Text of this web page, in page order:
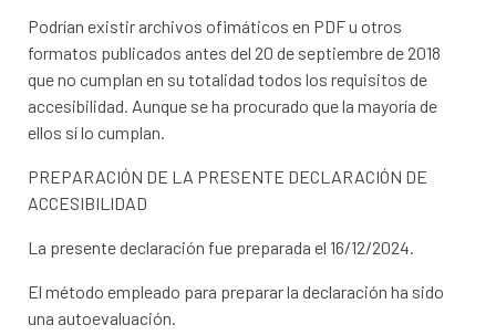
Podrían existir archivos ofimáticos en PDF u otros
formatos publicados antes del 20 de septiembre de 2018
que no cumplan en su totalidad todos los requisitos de
accesibilidad. Aunque se ha procurado que la mayoría de
ellos sí lo cumplan.
PREPARACIÓN DE LA PRESENTE DECLARACIÓN DE
ACCESIBILIDAD
La presente declaración fue preparada el 16/12/2024.
El método empleado para preparar la declaración ha sido
una autoevaluación.